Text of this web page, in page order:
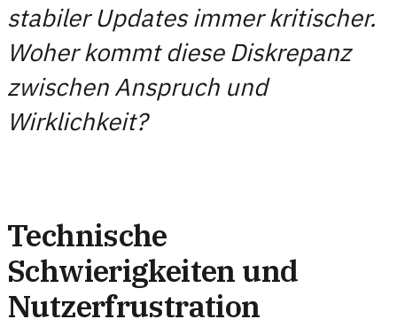
stabiler Updates immer kritischer.
Woher kommt diese Diskrepanz
zwischen Anspruch und
Wirklichkeit?
Technische
Schwierigkeiten und
Nutzerfrustration